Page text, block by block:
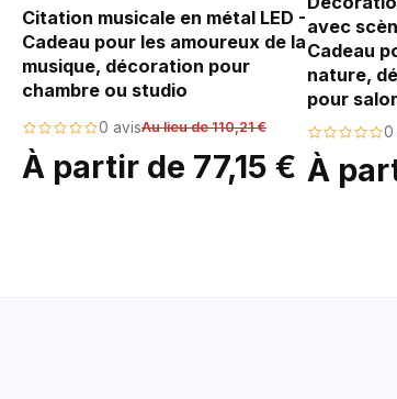
Citation musicale en métal LED -
Cadeau pour les amoureux de la
musique, décoration pour
chambre ou studio
0 avisAu lieu de 110,21 €
À partir de 77,15 €
avec
Cadeau
nature,
pour
0
À